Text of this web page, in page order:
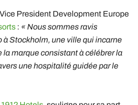
Vice President Development Europe
: « Nous sommes ravis
à Stockholm, une ville qui incarne
la marque consistant à célébrer la
une hospitalité guidée par le